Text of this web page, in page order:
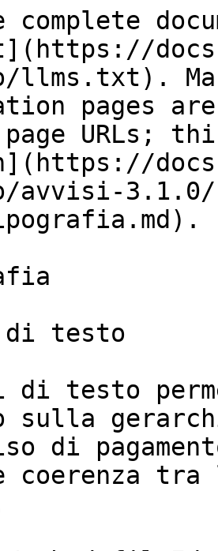
complete
llms.txt).
pages
URLs;
avvisi-
testo
testo
sulla
di
coerenza